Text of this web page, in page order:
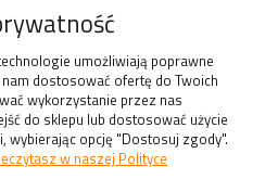
umożliwiają poprawne
dostosować ofertę do Twoich
wykorzystanie przez nas
do sklepu lub dostosować użycie
wybierając opcję "Dostosuj zgody".
w naszej Polityce